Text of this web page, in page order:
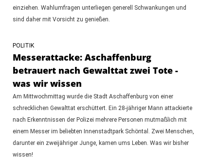
einziehen. Wahlumfragen unterliegen generell Schwankungen und
sind daher mit Vorsicht zu genießen.
POLITIK
Messerattacke: Aschaffenburg
betrauert nach Gewalttat zwei Tote -
was wir wissen
Am Mittwochmittag wurde die Stadt Aschaffenburg von einer
schrecklichen Gewalttat erschüttert. Ein 28-jähriger Mann attackierte
nach Erkenntnissen der Polizei mehrere Personen mutmaßlich mit
einem Messer im beliebten Innenstadtpark Schöntal. Zwei Menschen,
darunter ein zweijähriger Junge, kamen ums Leben. Was wir bisher
wissen!